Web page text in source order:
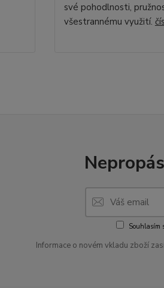
své pohodlnosti,
všestrannému využití.
Souhlasím
Informace o novém vkladu zboží